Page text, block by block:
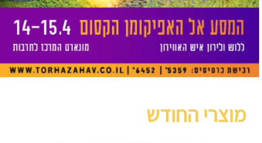
מוצרי החודש